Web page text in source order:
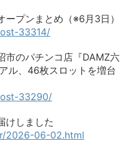
プンまとめ（※6月3日）
33314/
のパチンコ店『DAMZ六
ル、46枚スロットを増台
33290/
しました
2026-06-02.html